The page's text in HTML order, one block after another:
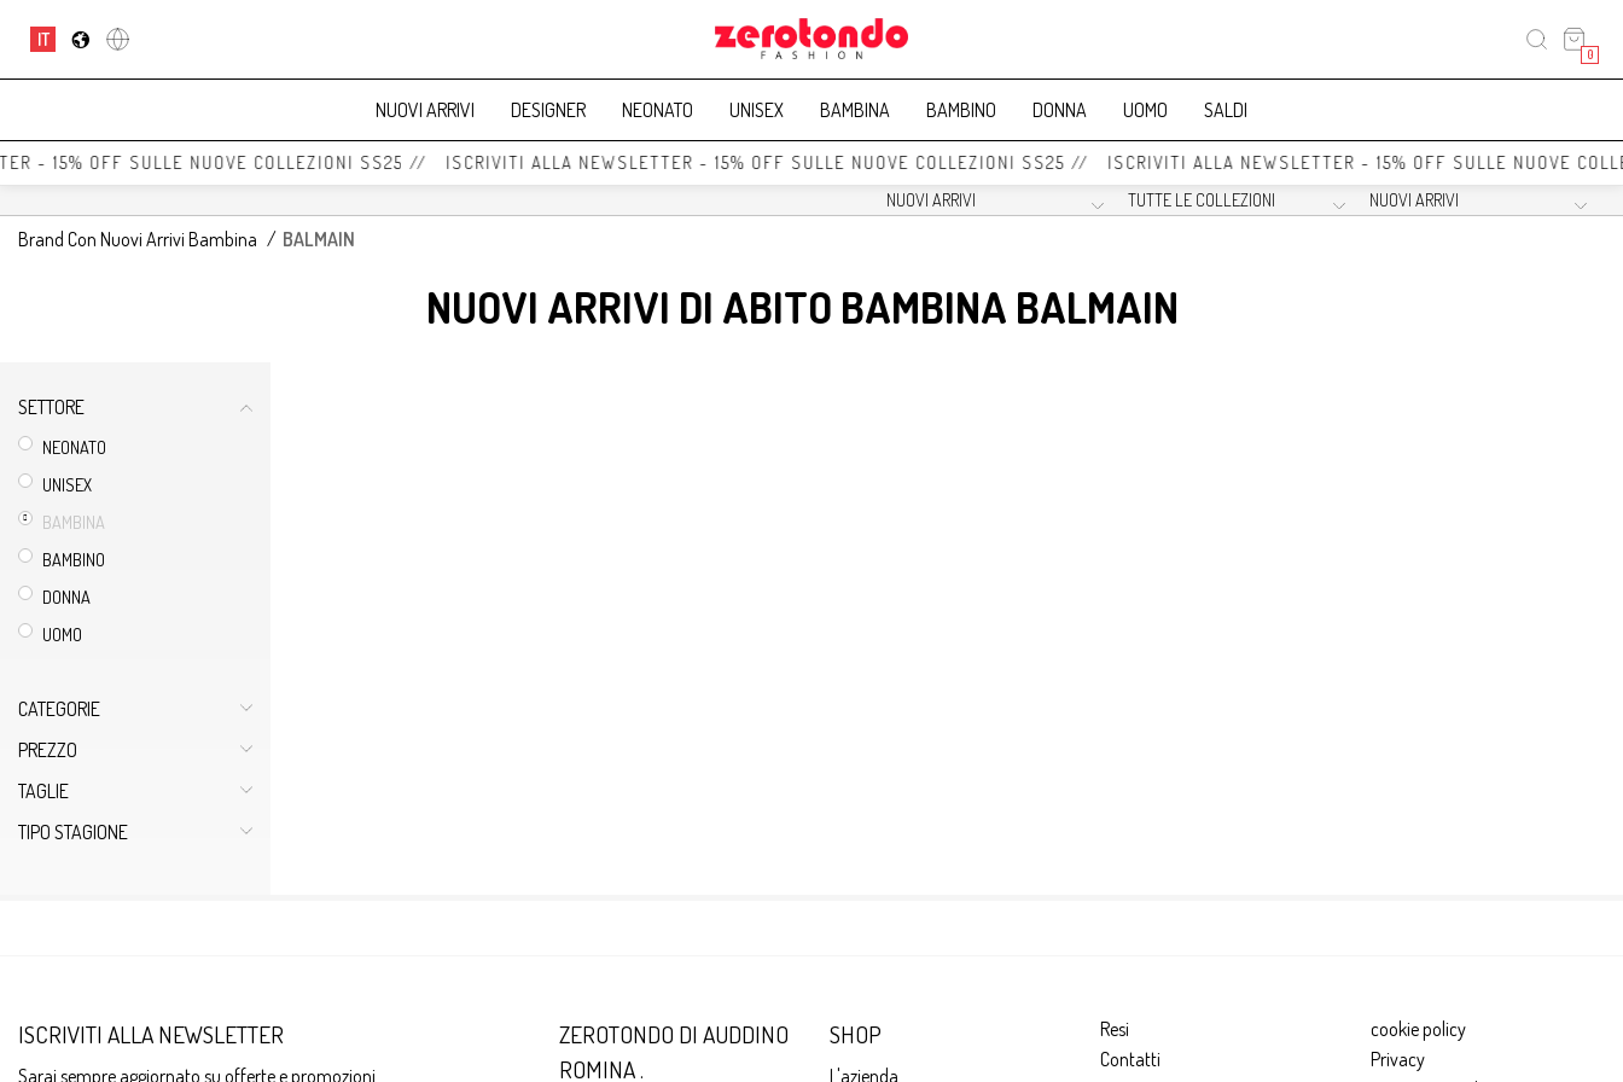
IT
0
NUOVI ARRIVI DESIGNER NEONATO UNISEX BAMBINA BAMBINO DONNA UOMO SALDI
- 15% OFF SULLE NUOVE COLLEZIONI SS25 // ISCRIVITI ALLA NEWSLETTER - 15% OFF SULLE NUOVE COLLEZIONI SS25 // ISCRIVITI ALLA NEWSLETTER - 15% OFF SULLE NUOVE
Brand Con Nuovi Arrivi Bambina / BALMAIN
NUOVI ARRIVI DI ABITO BAMBINA BALMAIN
SETTORE
NEONATO
UNISEX
BAMBINA
BAMBINO
DONNA
UOMO
CATEGORIE
PREZZO
TAGLIE
TIPO STAGIONE
ISCRIVITI ALLA NEWSLETTER
Sarai sempre aggiornato su offerte e promozioni.
ZEROTONDO DI AUDDINO
ROMINA .
SHOP
L'azienda
Resi
Contatti
cookie policy
Privacy